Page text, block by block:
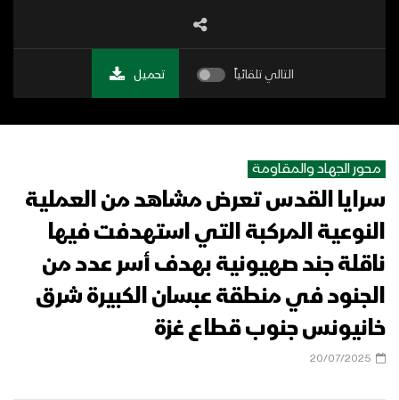
التالي تلقائياً تحميل
محور الجهاد والمقاومة
سرايا القدس تعرض مشاهد من العملية
النوعية المركبة التي استهدفت فيها
ناقلة جند صهيونية بهدف أسر عدد من
الجنود في منطقة عبسان الكبيرة شرق
خانيونس جنوب قطاع غزة
20/07/2025